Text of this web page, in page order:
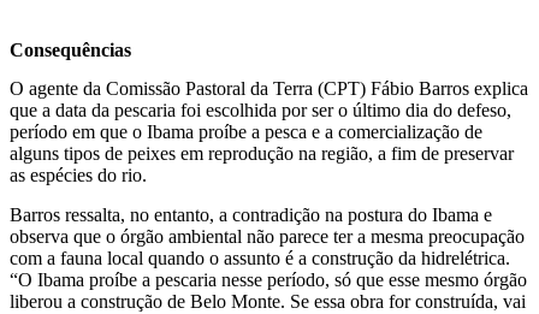
Consequências
O agente da Comissão Pastoral da Terra (CPT) Fábio Barros explica
que a data da pescaria foi escolhida por ser o último dia do defeso,
período em que o Ibama proíbe a pesca e a comercialização de
alguns tipos de peixes em reprodução na região, a fim de preservar
as espécies do rio.
Barros ressalta, no entanto, a contradição na postura do Ibama e
observa que o órgão ambiental não parece ter a mesma preocupação
com a fauna local quando o assunto é a construção da hidrelétrica.
“O Ibama proíbe a pescaria nesse período, só que esse mesmo órgão
liberou a construção de Belo Monte. Se essa obra for construída, vai